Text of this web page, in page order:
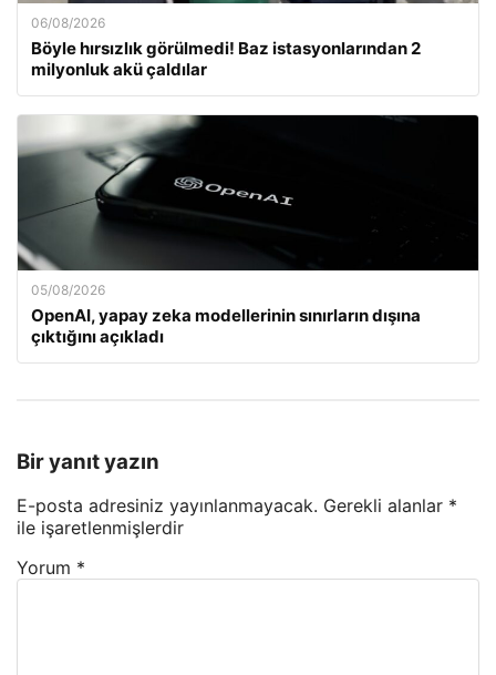
06/08/2026
Böyle hırsızlık görülmedi! Baz istasyonlarından 2
milyonluk akü çaldılar
05/08/2026
OpenAI, yapay zeka modellerinin sınırların dışına
çıktığını açıkladı
Bir yanıt yazın
E-posta adresiniz yayınlanmayacak. Gerekli alanlar *
ile işaretlenmişlerdir
Yorum *